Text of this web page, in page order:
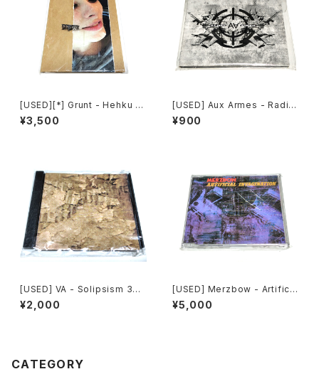
[USED][*] Grunt - Hehku (2
022) [CD]
¥3,500
[USED] Aux Armes - Radik
al (2023) [CD]
¥900
[USED] VA - Solipsism 33
(2000) [CD-R]
¥2,000
[USED] Merzbow - Artificia
l Invagination (1991) [CD]
¥5,000
CATEGORY